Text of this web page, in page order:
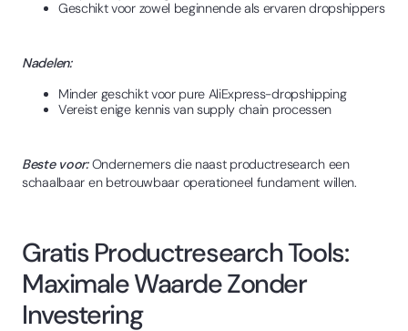
Geschikt voor zowel beginnende als ervaren dropshippers
Nadelen:
Minder geschikt voor pure AliExpress-dropshipping
Vereist enige kennis van supply chain processen
Beste voor:Ondernemers die naast productresearch een
schaalbaar en betrouwbaar operationeel fundament willen.
Gratis Productresearch Tools:
Maximale Waarde Zonder
Investering